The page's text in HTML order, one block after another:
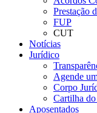
Prestação
FUP
CUT
Notícias
Jurídico
Agende
Corpo
Cartilha
Aposentados